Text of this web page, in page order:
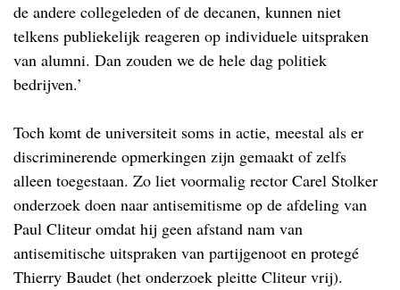
de andere collegeleden of de decanen, kunnen niet
telkens publiekelijk reageren op individuele uitspraken
van alumni. Dan zouden we de hele dag politiek
bedrijven.’
Toch komt de universiteit soms in actie, meestal als er
discriminerende opmerkingen zijn gemaakt of zelfs
alleen toegestaan. Zo liet voormalig rector Carel Stolker
onderzoek doen naar antisemitisme op de afdeling van
Paul Cliteur omdat hij geen afstand nam van
antisemitische uitspraken van partijgenoot en protegé
Thierry Baudet (het onderzoek pleitte Cliteur vrij).